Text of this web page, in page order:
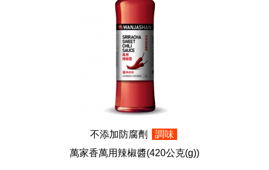
不添加防腐劑
調味
萬家香萬用辣椒醬(420公克(g))